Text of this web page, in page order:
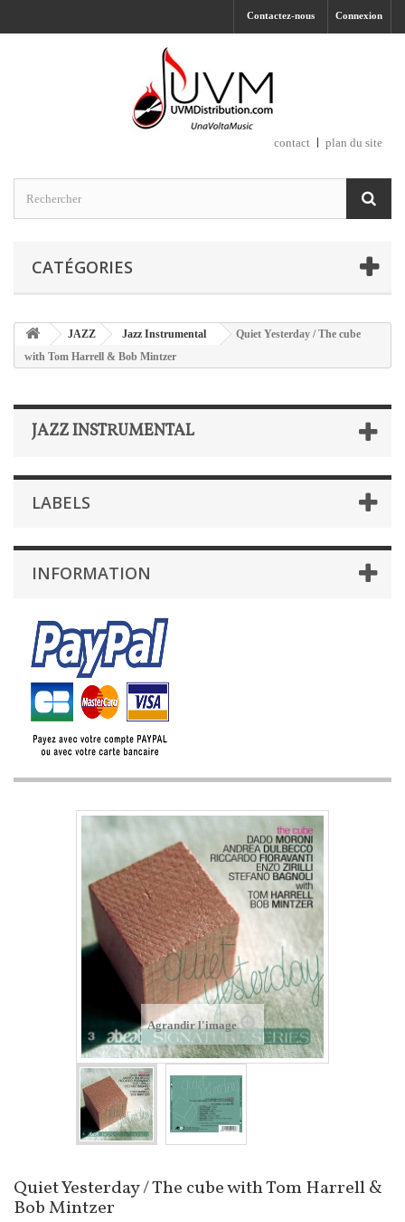
Connexion
Contactez-nous
contact plan du site
CATÉGORIES
JAZZ Jazz Instrumental
Quiet Yesterday / The cube
with Tom Harrell & Bob Mintzer
JAZZ INSTRUMENTAL
LABELS
INFORMATION
Agrandir l'image
Quiet Yesterday / The cube with Tom Harrell &
Bob Mintzer